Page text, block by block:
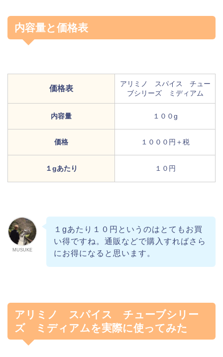
内容量と価格表
価格表
アリミノ スパイス チュー
ブシリーズ ミディアム
内容量 １００g
価格 １０００円＋税
１gあたり １０円
MUSUKE
１gあたり１０円というのはとてもお買
い得ですね。通販などで購入すればさら
にお得になると思います。
アリミノ スパイス チューブシリー
ズ ミディアムを実際に使ってみた